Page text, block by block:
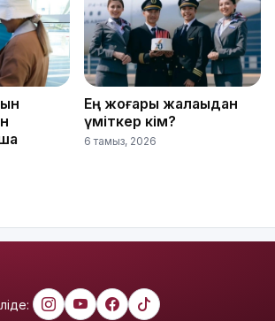
Ең жоғары жалақыдан
үміткер кім?
6 тамыз, 2026